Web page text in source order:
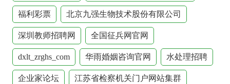
福利彩票 北京九强生物技术股份有限公司
深圳教师招聘网 全国征兵网官网
dxlt_zrghs_com 华雨婚姻咨询官网 水处理招聘
企业家论坛 江苏省检察机关门户网站集群